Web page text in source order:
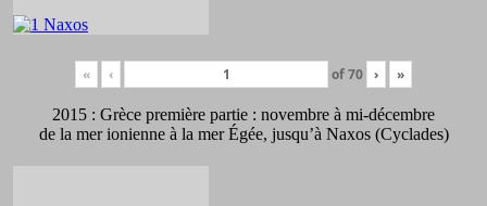
« ‹ of70 › »
2015 : Grèce première partie : novembre à mi-décembre
de la mer ionienne à la mer Égée, jusqu’à Naxos (Cyclades)